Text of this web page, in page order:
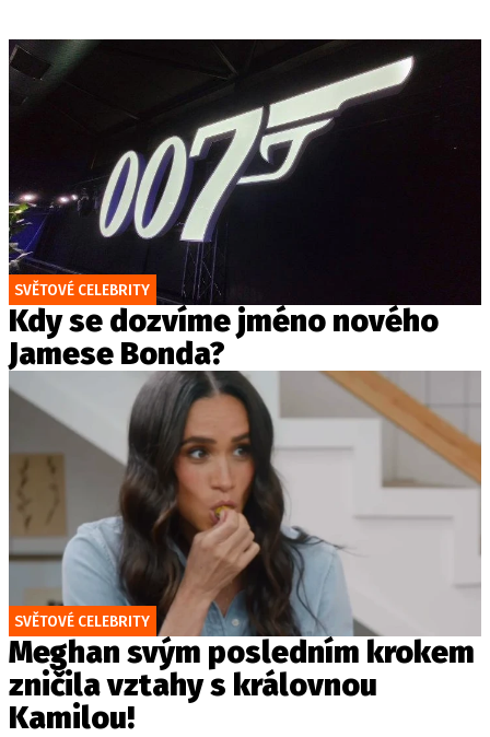
SVĚTOVÉ CELEBRITY
Kdy se dozvíme jméno nového
Jamese Bonda?
SVĚTOVÉ CELEBRITY
Meghan svým posledním krokem
zničila vztahy s královnou
Kamilou!